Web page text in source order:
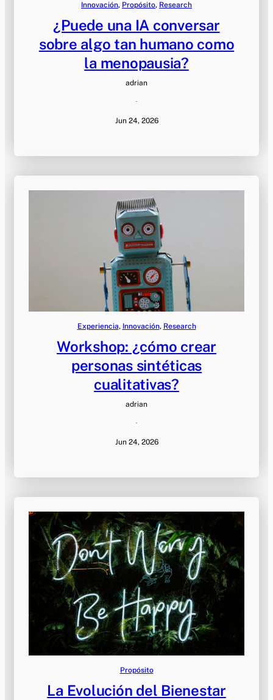
Innovación, Propósito, Research
¿Puede una IA conversar
sobre algo tan humano como
la menopausia?
adrian
·
Jun 24, 2026
Experiencia, Innovación, Research
Workshop: ¿cómo crear
personas sintéticas
cualitativas?
adrian
·
Jun 24, 2026
Propósito
La Evolución del Bienestar